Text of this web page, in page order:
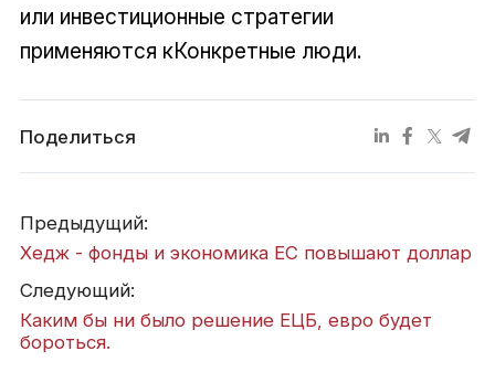
или инвестиционные стратегии
применяются кКонкретные люди.
Поделиться
Предыдущий:
Хедж - фонды и экономика ЕС повышают доллар
Следующий:
Каким бы ни было решение ЕЦБ, евро будет
бороться.